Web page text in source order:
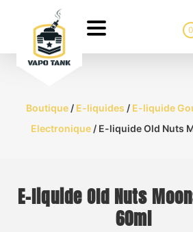
0
Boutique / E-liquides / E-liquide
Electronique / E-liquide Old Nuts
E-liquide Old Nuts
60ml